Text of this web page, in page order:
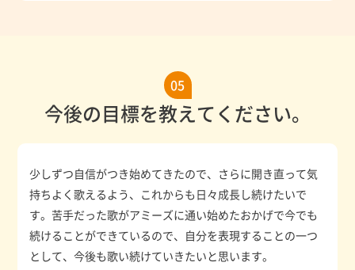
05
今後の目標を教えてください。
少しずつ自信がつき始めてきたので、さらに開き直って気
持ちよく歌えるよう、これからも日々成長し続けたいで
す。苦手だった歌がアミーズに通い始めたおかげで今でも
続けることができているので、自分を表現することの一つ
として、今後も歌い続けていきたいと思います。